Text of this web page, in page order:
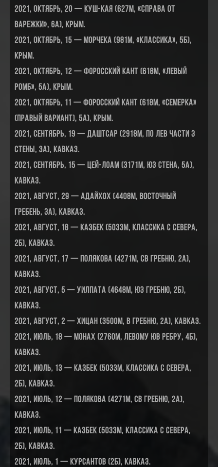
2021, октябрь, 20 — Куш-Кая (627м, «справа от
варежки», 6А), Крым.
2021, октябрь, 15 — Морчека (981м, «классика», 5Б),
Крым.
2021, октябрь, 12 — Форосский кант (618м, «Левый
ромб», 5А), Крым.
2021, октябрь, 11 — Форосский кант (618м, «Семерка»
(правый вариант), 5А), Крым.
2021, сентябрь, 19 — Даштсар (2918м, по лев части З
стены, 3А), Кавказ.
2021, сентябрь, 15 — Цей-Лоам (3171м, ЮЗ стена, 5А),
Кавказ.
2021, август, 29 — Адайхох (4408м, восточный
гребень, 3А), Кавказ.
2021, август, 18 — Казбек (5033м, классика с севера,
2Б), Кавказ.
2021, август, 17 — Полякова (4271м, СВ гребню, 2А),
Кавказ.
2021, август, 5 — Уилпата (4648м, ЮЗ гребню, 2Б),
Кавказ.
2021, август, 2 — Хицан (3500м, В гребню, 2А), Кавказ.
2021, июль, 18 — Монах (2760м, левому ЮВ ребру, 4Б),
Кавказ.
2021, июль, 13 — Казбек (5033м, классика с севера,
2Б), Кавказ.
2021, июль, 12 — Полякова (4271м, СВ гребню, 2А),
Кавказ.
2021, июль, 11 — Казбек (5033м, классика с севера,
2Б), Кавказ.
2021, июль, 1 — Курсантов (2Б), Кавказ.